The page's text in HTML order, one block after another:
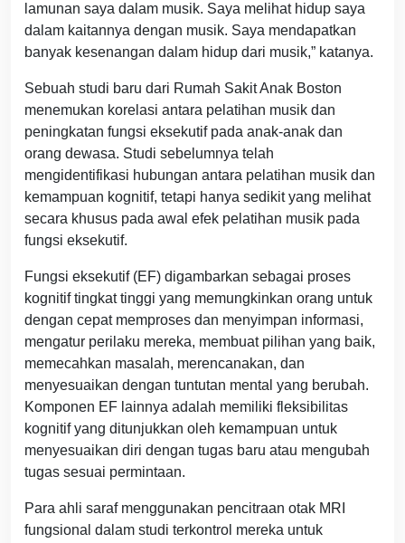
lamunan saya dalam musik. Saya melihat hidup saya
dalam kaitannya dengan musik. Saya mendapatkan
banyak kesenangan dalam hidup dari musik,” katanya.
Sebuah studi baru dari Rumah Sakit Anak Boston
menemukan korelasi antara pelatihan musik dan
peningkatan fungsi eksekutif pada anak-anak dan
orang dewasa. Studi sebelumnya telah
mengidentifikasi hubungan antara pelatihan musik dan
kemampuan kognitif, tetapi hanya sedikit yang melihat
secara khusus pada awal efek pelatihan musik pada
fungsi eksekutif.
Fungsi eksekutif (EF) digambarkan sebagai proses
kognitif tingkat tinggi yang memungkinkan orang untuk
dengan cepat memproses dan menyimpan informasi,
mengatur perilaku mereka, membuat pilihan yang baik,
memecahkan masalah, merencanakan, dan
menyesuaikan dengan tuntutan mental yang berubah.
Komponen EF lainnya adalah memiliki fleksibilitas
kognitif yang ditunjukkan oleh kemampuan untuk
menyesuaikan diri dengan tugas baru atau mengubah
tugas sesuai permintaan.
Para ahli saraf menggunakan pencitraan otak MRI
fungsional dalam studi terkontrol mereka untuk